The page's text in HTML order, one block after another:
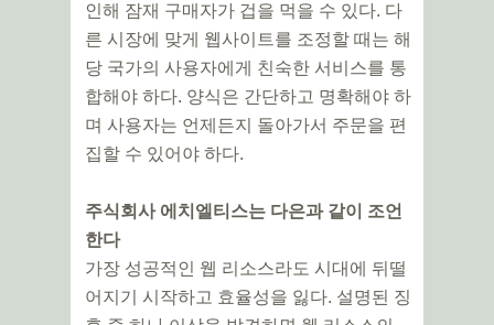
인해 잠재 구매자가 겁을 먹을 수 있다. 다
른 시장에 맞게 웹사이트를 조정할 때는 해
당 국가의 사용자에게 친숙한 서비스를 통
합해야 하다. 양식은 간단하고 명확해야 하
며 사용자는 언제든지 돌아가서 주문을 편
집할 수 있어야 하다.
주식회사 에치엘티스는 다은과 같이 조언
한다
가장 성공적인 웹 리소스라도 시대에 뒤떨
어지기 시작하고 효율성을 잃다. 설명된 징